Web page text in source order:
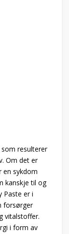
resulterer
Om det er
en sykdom
kanskje til og
Paste er i
forsørger
vitalstoffer.
i form av